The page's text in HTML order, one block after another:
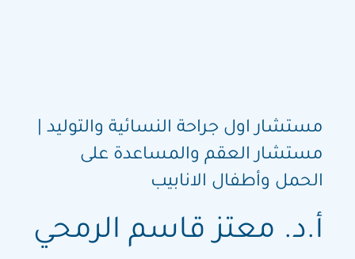
مستشار اول جراحة النسائية والتوليد |
مستشار العقم والمساعدة على
الحمل وأطفال الانابيب
أ.د. معتز قاسم الرمحي